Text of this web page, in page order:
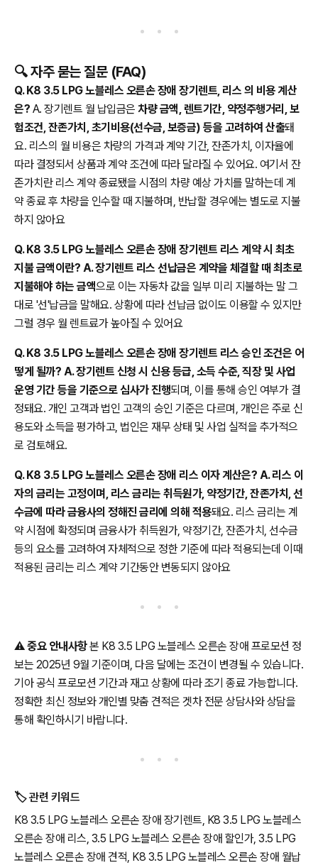
🔍 자주 묻는 질문 (FAQ)
Q. K8 3.5 LPG 노블레스 오른손 장애 장기렌트, 리스 의 비용 계산
은? A. 장기렌트 월 납입금은 차량 금액, 렌트기간, 약정주행거리, 보
험조건, 잔존가치, 초기비용(선수금, 보증금) 등을 고려하여 산출돼
요. 리스의 월 비용은 차량의 가격과 계약 기간, 잔존가치, 이자율에
따라 결정되서 상품과 계약 조건에 따라 달라질 수 있어요. 여기서 잔
존가치란 리스 계약 종료됐을 시점의 차량 예상 가치를 말하는데 계
약 종료 후 차량을 인수할 때 지불하며, 반납할 경우에는 별도로 지불
하지 않아요
Q. K8 3.5 LPG 노블레스 오른손 장애 장기렌트 리스 계약 시 최초
지불 금액이란? A. 장기렌트 리스 선납금은 계약을 체결할 때 최초로
지불해야 하는 금액으로 이는 자동차 값을 일부 미리 지불하는 말 그
대로 '선'납금을 말해요. 상황에 따라 선납금 없이도 이용할 수 있지만
그럴 경우 월 렌트료가 높아질 수 있어요
Q. K8 3.5 LPG 노블레스 오른손 장애 장기렌트 리스 승인 조건은 어
떻게 될까? A. 장기렌트 신청 시 신용 등급, 소득 수준, 직장 및 사업
운영 기간 등을 기준으로 심사가 진행되며, 이를 통해 승인 여부가 결
정돼요. 개인 고객과 법인 고객의 승인 기준은 다르며, 개인은 주로 신
용도와 소득을 평가하고, 법인은 재무 상태 및 사업 실적을 추가적으
로 검토해요.
Q. K8 3.5 LPG 노블레스 오른손 장애 리스 이자 계산은? A. 리스 이
자의 금리는 고정이며, 리스 금리는 취득원가, 약정기간, 잔존가치, 선
수금에 따라 금융사의 정해진 금리에 의해 적용돼요. 리스 금리는 계
약 시점에 확정되며 금융사가 취득원가, 약정기간, 잔존가치, 선수금
등의 요소를 고려하여 자체적으로 정한 기준에 따라 적용되는데 이때
적용된 금리는 리스 계약 기간동안 변동되지 않아요
⚠️중요 안내사항본 K8 3.5 LPG 노블레스 오른손 장애 프로모션 정
보는 2025년 9월 기준이며, 다음 달에는 조건이 변경될 수 있습니다.
기아 공식 프로모션 기간과 재고 상황에 따라 조기 종료 가능합니다.
정확한 최신 정보와 개인별 맞춤 견적은 겟차 전문 상담사와 상담을
통해 확인하시기 바랍니다.
🏷️ 관련 키워드
K8 3.5 LPG 노블레스 오른손 장애 장기렌트, K8 3.5 LPG 노블레스
오른손 장애 리스, 3.5 LPG 노블레스 오른손 장애 할인가, 3.5 LPG
노블레스 오른손 장애 견적, K8 3.5 LPG 노블레스 오른손 장애 월납